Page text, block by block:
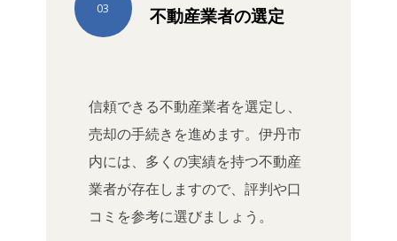
不動産業者の選定
03
信頼できる不動産業者を選定し、
売却の手続きを進めます。伊丹市
内には、多くの実績を持つ不動産
業者が存在しますので、評判や口
コミを参考に選びましょう。